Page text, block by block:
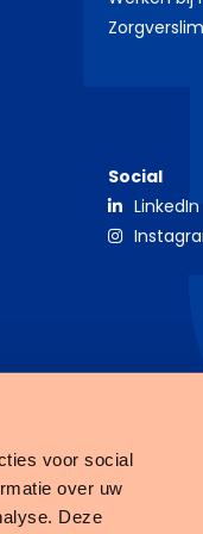
voor social
over uw
Deze
Social
LinkedIn